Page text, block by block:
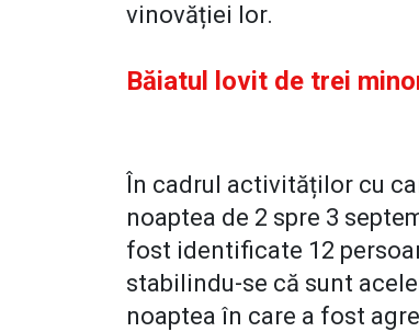
vinovăției lor.
Băiatul lovit de trei
În cadrul activităților cu
noaptea de 2 spre 3
fost identificate 12
stabilindu-se că sunt
noaptea în care a fost